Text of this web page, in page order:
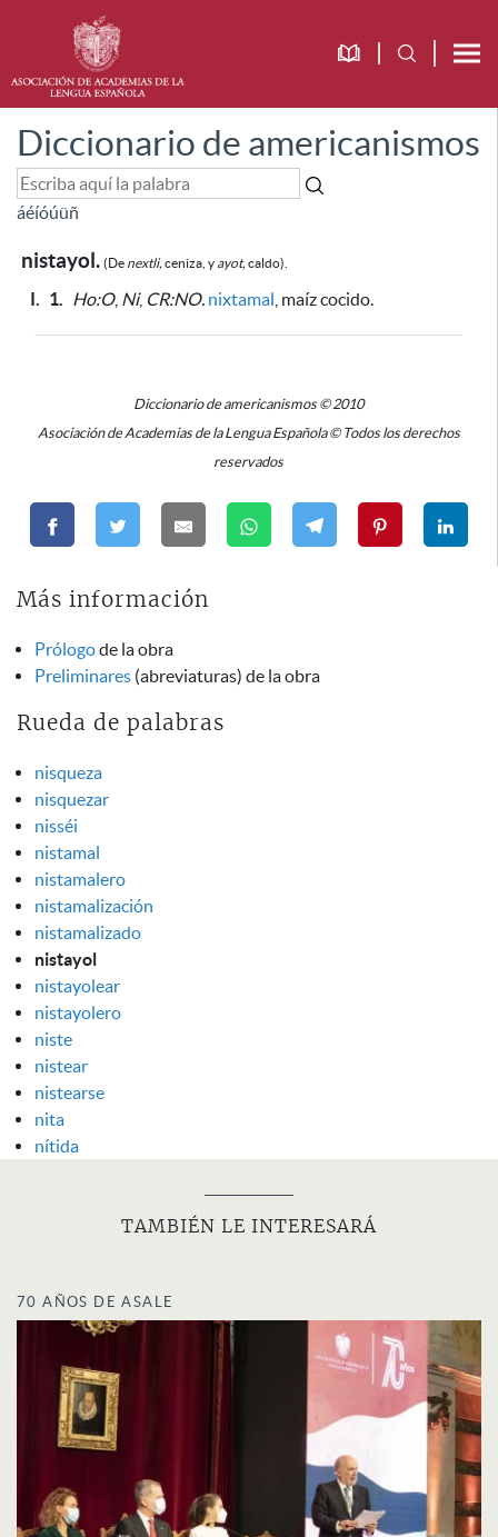
Diccionario de americanismos
áéíóúüñ
nistayol. (De nextli, ceniza, y ayot, caldo).
I. 1. Ho:O, Ni, CR:NO. nixtamal , maíz cocido.
Diccionario de americanismos © 2010
Asociación de Academias de la Lengua Española © Todos los derechos
reservados
Más información
Prólogode la obra
Preliminares (abreviaturas) de la obra
Rueda de palabras
nisqueza
nisquezar
nisséi
nistamal
nistamalero
nistamalización
nistamalizado
nistayol
nistayolear
nistayolero
niste
nistear
nistearse
nita
nítida
TAMBIÉN LE INTERESARÁ
70 AÑOS DE ASALE